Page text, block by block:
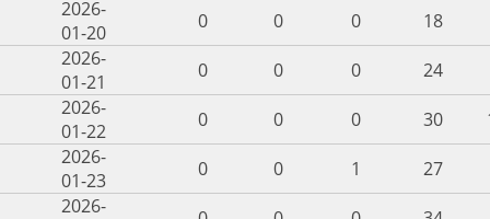
2026-
01-20
0 0 0
18
2026-
01-21
0 0 0
24
2026-
01-22
0 0 0 30
2026-
01-23
0 0 1
27
2026-